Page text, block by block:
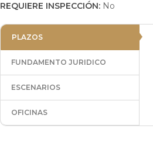
REQUIERE INSPECCIÓN: No
PLAZOS
FUNDAMENTO JURIDICO
ESCENARIOS
OFICINAS